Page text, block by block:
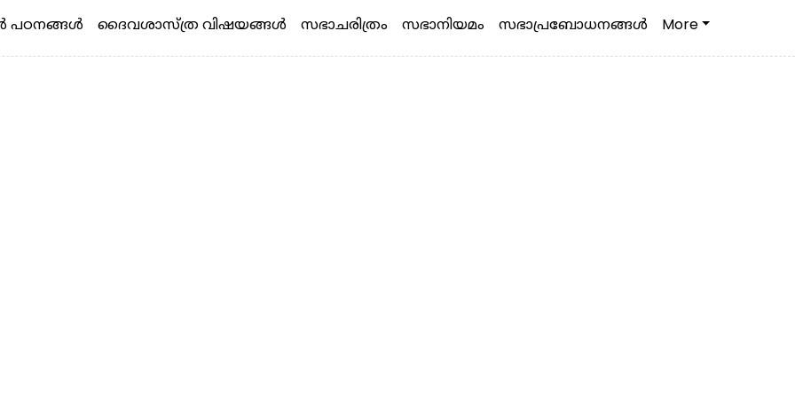
ദൈവശാസ്ത്ര വിഷയങ്ങള്‍ സഭാചരിത്രം സഭാനിയമം സഭാപ്രബോധനങ്ങള്‍ More